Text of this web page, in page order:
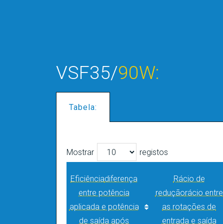
VSF35/90W:
Tabela:
Mostrar registos
Eficiênciadiferença
entre potência
aplicada e potência
de saída após
Rácio de
reduçãorácio entre
as rotações de
entrada e saída